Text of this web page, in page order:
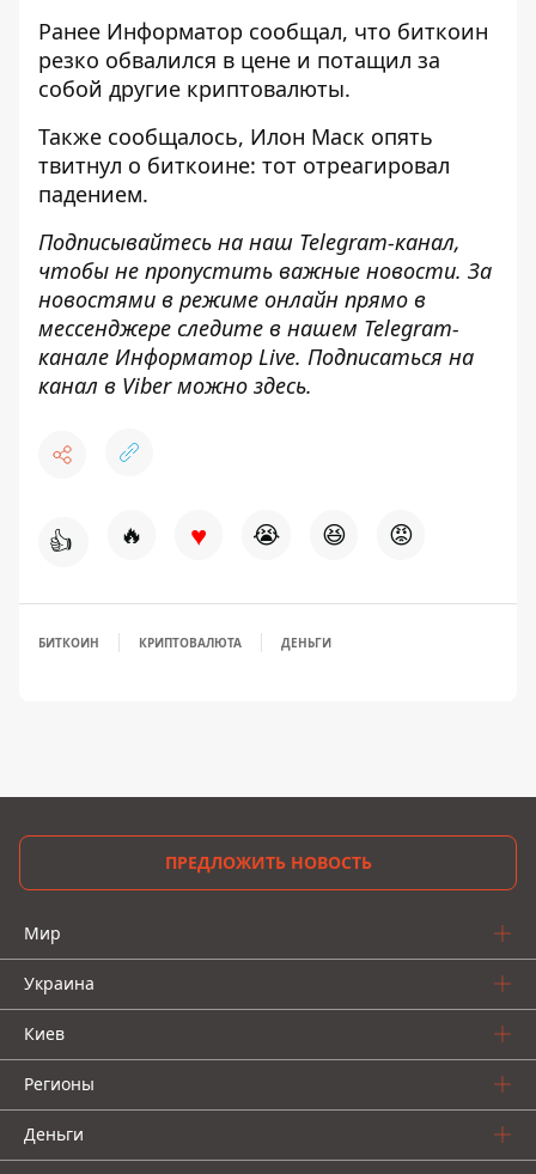
Ранее Информатор сообщал, что биткоин
резко обвалился в цене и потащил за
собой другие криптовалюты.
Также сообщалось, Илон Маск опять
твитнул о биткоине: тот отреагировал
падением.
Подписывайтесь на наш Telegram-канал,
чтобы не пропустить важные новости. За
новостями в режиме онлайн прямо в
мессенджере следите в нашем Telegram-
канале Информатор Live. Подписаться на
канал в Viber можно здесь.
👍 🔥 ♥ 😭 😆 😡
БИТКОИН КРИПТОВАЛЮТА ДЕНЬГИ
ПРЕДЛОЖИТЬ НОВОСТЬ
Мир
Украина
Киев
Регионы
Деньги